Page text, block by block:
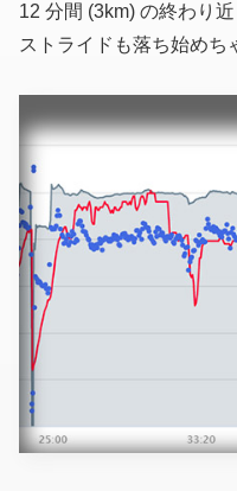
12 分間 (3km) の終わり
ストライドも落ち始めち